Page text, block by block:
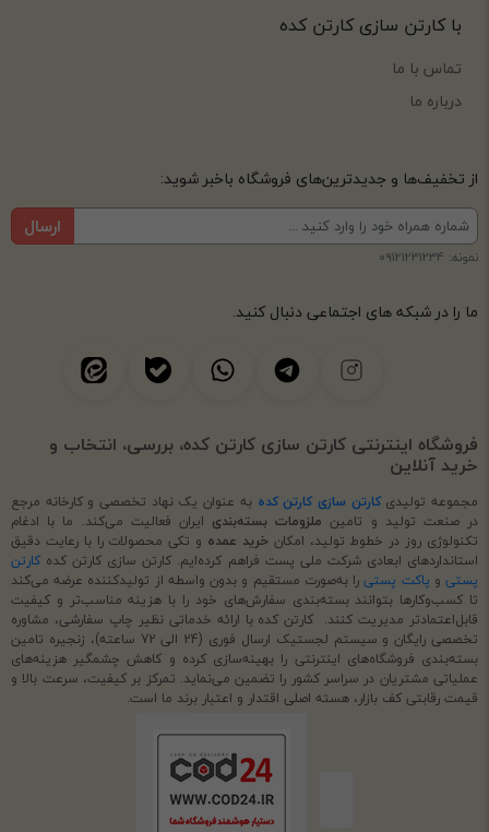
با کارتن سازی کارتن کده
تماس با ما
درباره ما
از تخفیف‌ها و جدیدترین‌های فروشگاه باخبر شوید:
ارسال
نمونه: 09121231234
ما را در شبکه های اجتماعی دنبال کنید.
فروشگاه اینترنتی کارتن سازی کارتن کده، بررسی، انتخاب و
خرید آنلاین
مجموعه تولیدیکارتن سازی کارتن کده به عنوان یک نهاد تخصصی و کارخانه مرجع
در صنعت تولید و تامین ملزومات بسته‌بندی ایران فعالیت می‌کند. ما با ادغام
تکنولوژی روز در خطوط تولید، امکانخرید عمده و تکی محصولات را با رعایت دقیق
استانداردهای ابعادی شرکت ملی پست فراهم کرده‌ایم. کارتن سازی کارتن کده کارتن
پستیو پاکت پستیرا به‌صورت مستقیم و بدون واسطه از تولیدکننده عرضه می‌کند
تا کسب‌وکارها بتوانند بسته‌بندی سفارش‌های خود را با هزینه مناسب‌تر و کیفیت
قابل‌اعتمادتر مدیریت کنند. کارتن کده با ارائه خدماتی نظیر چاپ سفارشی، مشاوره
تخصصی رایگان و سیستم لجستیک ارسال فوری (24 الی 72 ساعته)، زنجیره تامین
بسته‌بندی فروشگاه‌های اینترنتی را بهینه‌سازی کرده و کاهش چشمگیر هزینه‌های
عملیاتی مشتریان در سراسر کشور را تضمین می‌نماید. تمرکز بر کیفیت، سرعت بالا و
قیمت رقابتی کف بازار، هسته اصلی اقتدار و اعتبار برند ما است.